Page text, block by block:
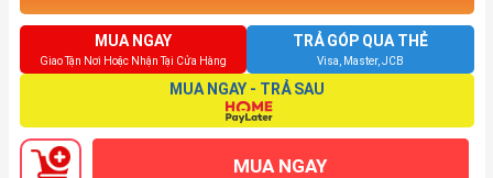
MUA NGAY
Giao Tận Nơi Hoặc Nhận Tại Cửa Hàng
TRẢ GÓP QUA THẺ
Visa, Master, JCB
MUA NGAY - TRẢ SAU
MUA NGAY